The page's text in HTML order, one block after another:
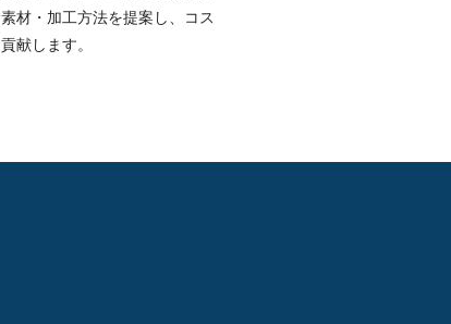
材・加工方法を提案し、コス
献します。